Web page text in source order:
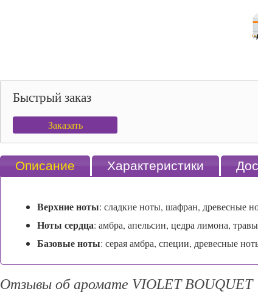
Быстрый заказ
Заказать
Описание Характеристики
Верхние ноты: сладкие ноты, шафран, древесные
Ноты сердца: амбра, апельсин, цедра лимона, травы
Базовые ноты: серая амбра, специи, древесные
Отзывы об аромате VIOLET BOUQUET